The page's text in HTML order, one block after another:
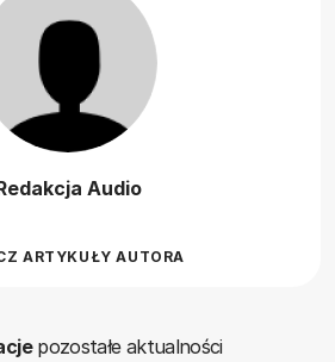
Audio
ARTYKUŁY AUTORA
pozostałe aktualności